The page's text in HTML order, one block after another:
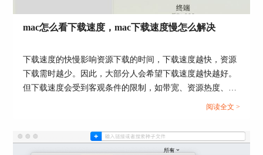
图3：进入设置界面
mac怎么看下载速度，mac下载速度慢怎么解决
下载速度的快慢影响资源下载的时间，下载速度越快，资源
下载需时越少。因此，大部分人会希望下载速度越快越好。
但下载速度会受到客观条件的限制，如带宽、资源热度、设
备性能等，不同情况下可达至的下载速度不同。本文会教大
趣的小伙伴，可以关注起来。...
阅读全文 >